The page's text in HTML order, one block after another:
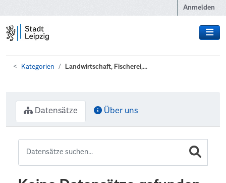
Anmelden
Kategorien Landwirtschaft, Fischerei,...
Datensätze Über uns